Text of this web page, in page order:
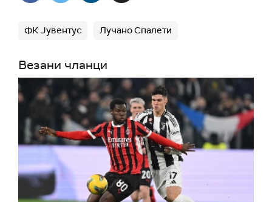
ФК Јувентус Лучано Спалети
Везани чланци